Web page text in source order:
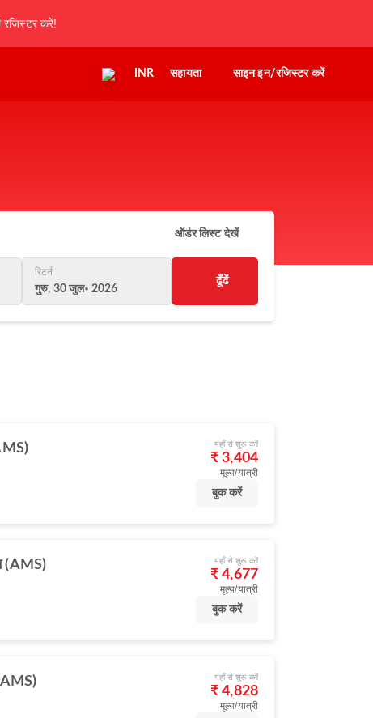
करें!
INR सहायता साइन इन/रजिस्टर करें
ऑर्डर लिस्ट देखें
रिटर्न
गुरु, 30 जुल॰ 2026
ढूँढें
यहाँ से शुरू करें
₹ 3,404
मूल्य/यात्री
बुक करें
(AMS) यहाँ से शुरू करें
₹ 4,677
मूल्य/यात्री
बुक करें
यहाँ से शुरू करें
₹ 4,828
मूल्य/यात्री